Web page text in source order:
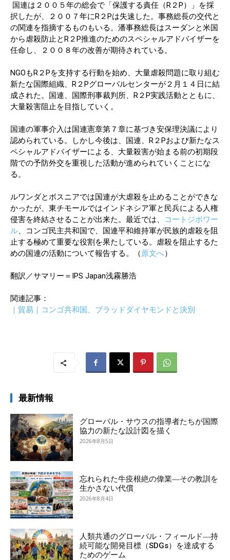
国連は２００５年の総会で「保護する責任（R２P）」を採
択したが、２００７年にR２Pは失速した。事務総長の交代と
の関連を指摘するものもいる。潘事務総長はスーダンと米国
から虐殺防止とR２P推進のためのスペシャルアドバイザーを
任命し、２００８年の改善が期待されている。
NGOもR２Pを支持する行動を始め、大量虐殺問題に取り組む
新たな国際組織、R２Pグローバルセンターが２月１４日に結
成された。国連、国際刑事裁判所、R２P実践活動とともに、
大量殺害阻止を目指していく。
国連の軍事介入は国連憲章第７章に基づき安保理決議により
認められている。しかし今後は、国連、R２Pおよび新たなス
ペシャルアドバイザーによる、大量殺害が始まる前の初期段
階での予防外交を重視した活動が進められていくことにな
る。
ルワンダとボスニアでは国連が大虐殺を止めることができな
かったが、東チモールではインドネシア軍と民兵による人権
侵害を終結させることが出来た。最近では、
コートジボワー
ル、コンゴ民主共和国で、国連平和維持軍が民族的虐殺を阻
止する極めて重要な役割を果たしている。虐殺を阻止するた
めの国連の活動について報告する。（原文へ）
翻訳／サマリー＝IPS Japan浅霧勝浩
関連記事：
｜貿易｜コンゴ共和国、ブラッドダイヤモンドと決別
最新情報
グローバル・サウスの指導者たちが国際
協力の新たな設計図を描く
2026年8月5日
忘れられた牛疫根絶の偉業―その教訓を
生かさない代償
2026年8月4日
人類共通のグローバル・フィールド―持
続可能な開発目標（SDGs）を達成する
ためのゲーム